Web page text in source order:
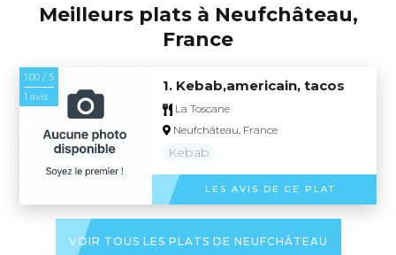
Meilleurs plats à Neufchâteau,
France
1.00 / 5
1 avis
1. Kebab,americain, tacos
La Toscane
Neufchâteau, France
Kebab
LES AVIS DE CE PLAT
VOIR TOUS LES PLATS DE NEUFCHÂTEAU